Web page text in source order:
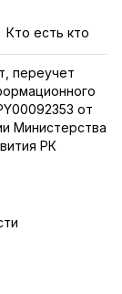
Кто есть кто
переучет
от
Министерства
РК